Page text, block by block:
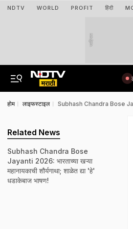
NDTV WORLD PROFIT हिंदी
जाहिरात
होम लाइफस्टाइल Subhash Chandra Bose
Related News
Subhash Chandra Bose
Jayanti 2026: भारताच्या खऱ्या
महानायकाची शौर्यगाथा; शाळेत द्या 'हे'
धडाकेबाज भाषण!